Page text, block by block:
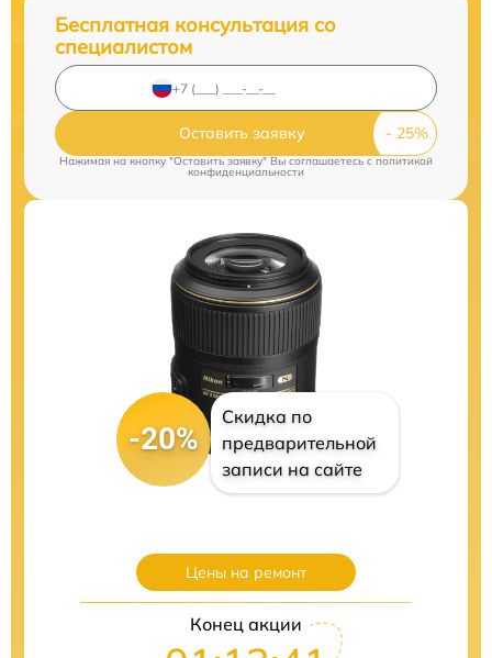
Бесплатная консультация со
специалистом
Оставить заявку
Нажимая на кнопку "Оставить заявку" Вы соглашаетесь cполитикой
конфиденциальности
-20%
Скидка по
предварительной
записи на сайте
Цены на ремонт
Конец акции